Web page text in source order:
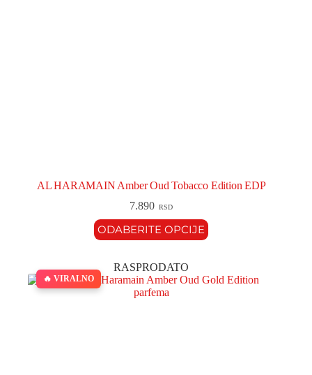
AL HARAMAIN Amber Oud Tobacco Edition EDP
7.890 RSD
ODABERITE OPCIJE
RASPRODATO
🔥 VIRALNO